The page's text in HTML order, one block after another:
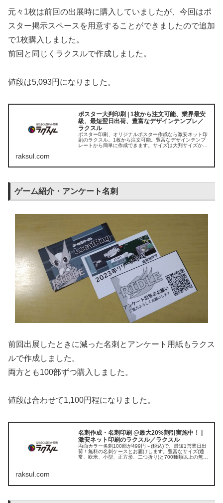
元々1枚は前回の出展時に購入していましたが、今回はポ
スター掲示スペースを用意することができましたので追加
で1枚購入しました。
前回と同じくラクスルで作成しました。
値段は5,093円になりました。
ポスター大判印刷 | 1枚から注文可能、業界最安
級、最短翌日出荷、豊富なデザインテンプレ／
ラクスル
ポスター印刷、オリジナルポスター作成なら激安ネット印
刷のラクスル。1枚から注文可能。豊富なデザインテンプ
レートから簡単に作成できます。サイズは大判サイズから
ビ）加...
raksul.com
ゲーム紹介・アンケート名刺
前回出展したときに減った名刺とアンケート用紙もラクス
ルで作成しました。
両方とも100部ずつ購入しました。
値段は合わせて1,100円程になりました。
名刺作成・名刺印刷 @最大20%割引実施中！ |
激安ネット印刷のラクスル／ラクスル
両面カラー名刺100部が499円～(税込)で、最短1営業日出
荷！無料の名刺ケースとお届けします。豊富なサイズ(通
常、欧米、小型、正方形、二つ折り)と700種類以上の無料
raksul.com